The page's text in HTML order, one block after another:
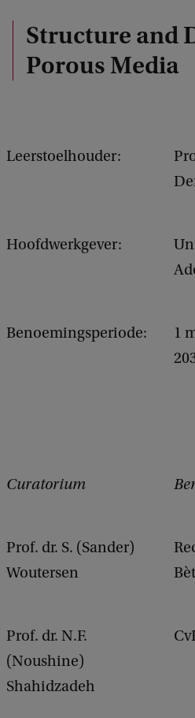
Structure and
Porous Media
Leerstoelhouder:
Hoofdwerkgever:
Benoemingsperiode:
1
Curatorium
Prof. dr. S. (Sander)
Woutersen
Prof. dr. N.F.
(Noushine)
Shahidzadeh